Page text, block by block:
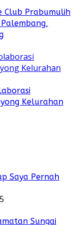
Club Prabumulih
Kelurahan
Saya Pernah
Sungai